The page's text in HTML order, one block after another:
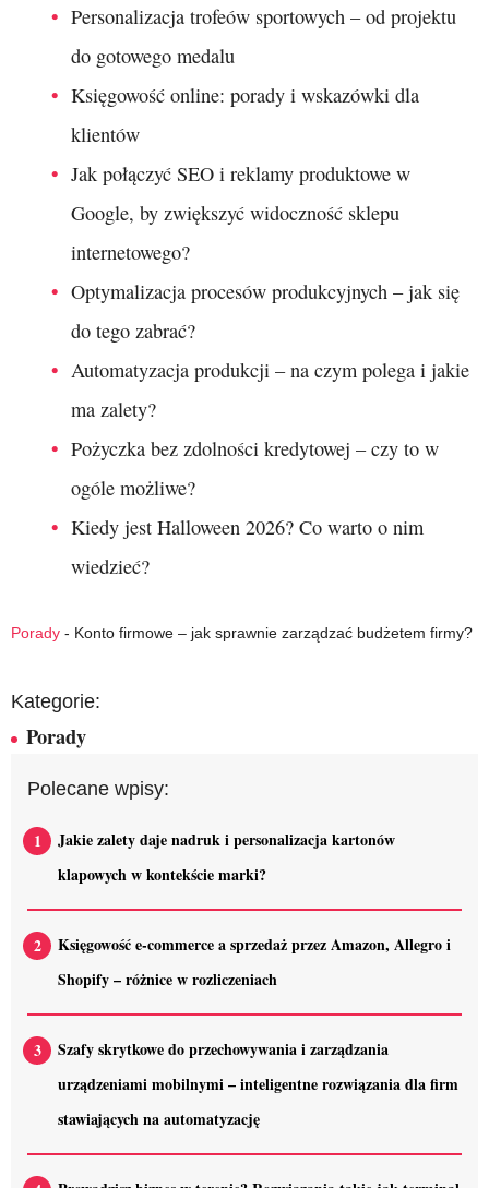
Personalizacja trofeów sportowych – od projektu
do gotowego medalu
Księgowość online: porady i wskazówki dla
klientów
Jak połączyć SEO i reklamy produktowe w
Google, by zwiększyć widoczność sklepu
internetowego?
Optymalizacja procesów produkcyjnych – jak się
do tego zabrać?
Automatyzacja produkcji – na czym polega i jakie
ma zalety?
Pożyczka bez zdolności kredytowej – czy to w
ogóle możliwe?
Kiedy jest Halloween 2026? Co warto o nim
wiedzieć?
Porady - Konto firmowe – jak sprawnie zarządzać budżetem firmy?
Kategorie:
Porady
Polecane wpisy:
Jakie zalety daje nadruk i personalizacja kartonów
klapowych w kontekście marki?
Księgowość e-commerce a sprzedaż przez Amazon, Allegro i
Shopify – różnice w rozliczeniach
Szafy skrytkowe do przechowywania i zarządzania
urządzeniami mobilnymi – inteligentne rozwiązania dla firm
stawiających na automatyzację